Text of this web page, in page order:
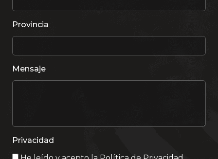
Provincia
Mensaje
Privacidad